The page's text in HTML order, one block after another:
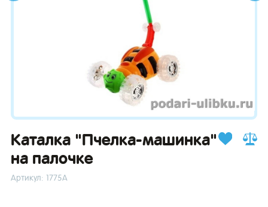
Каталка "Пчелка-машинка"
на палочке
Артикул: 1775А